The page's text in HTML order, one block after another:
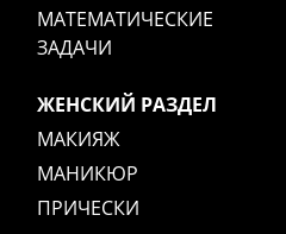
МАТЕМАТИЧЕСКИЕ
ЗАДАЧИ
ЖЕНСКИЙ РАЗДЕЛ
МАКИЯЖ
МАНИКЮР
ПРИЧЕСКИ